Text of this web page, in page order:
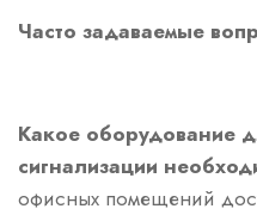
Часто задаваемые
Какое оборудование
сигнализации
офисных помещений